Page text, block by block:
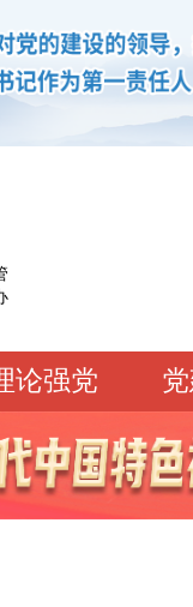
论强党
学习园
先锋模范